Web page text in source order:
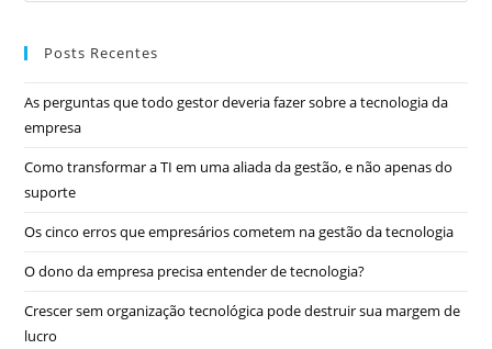
Posts Recentes
As perguntas que todo gestor deveria fazer sobre a tecnologia da
empresa
Como transformar a TI em uma aliada da gestão, e não apenas do
suporte
Os cinco erros que empresários cometem na gestão da tecnologia
O dono da empresa precisa entender de tecnologia?
Crescer sem organização tecnológica pode destruir sua margem de
lucro